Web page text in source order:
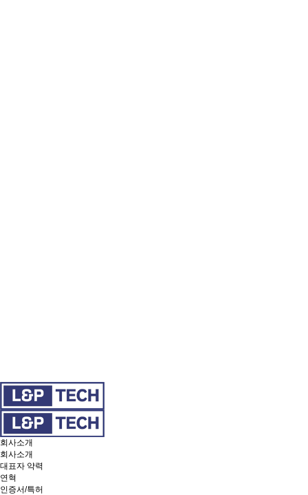
회사소개
회사소개
대표자 약력
연혁
인증서/특허